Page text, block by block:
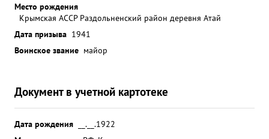
Место рождения
Крымская АССР Раздольненский район деревня Атай
Дата призыва 1941
Воинское звание майор
Документ в учетной картотеке
Дата рождения
__.__.1922